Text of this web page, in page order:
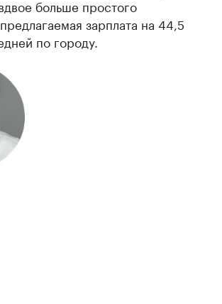
больше простого
зарплата на 44,5
по городу.